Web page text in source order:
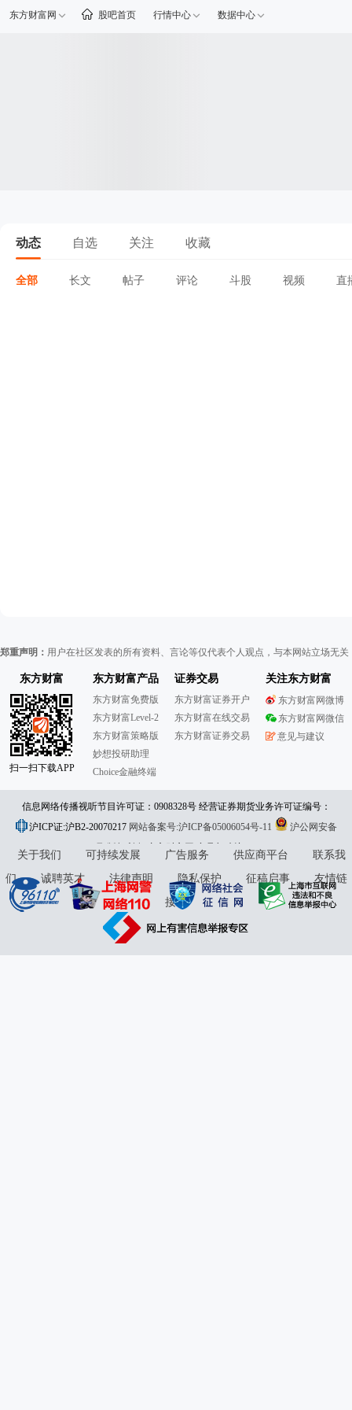
东方财富网 股吧首页 行情中心 数据中心
动态 自选 关注 收藏
全部 长文 帖子 评论 斗股 视频 直
郑重声明： 用户在社区发表的所有资料、言论等仅代表个人观点，与本网站立场无
东方财富
扫一扫下载APP
东方财富产品
东方财富免费版
东方财富Level-2
东方财富策略版
妙想投研助理
Choice金融终端
证券交易
东方财富证券开户
东方财富在线交易
东方财富证券交易
关注东方财富
东方财富网微博
东方财富网微信
意见与建议
信息网络传播视听节目许可证：0908328号 经营证券期货业务许可证编号：
913101046312860336 违法和不良信息举报:021-61278686 举报邮箱：
jubao@eastmoney.com
沪ICP证:沪B2-20070217 网站备案号:沪ICP备05006054号-11
沪公网安备
31010402000120号版权所有:东方财富网意见与建议:4000300059/952500
关于我们 可持续发展 广告服务 供应商平台
联系我
们
诚聘英才 法律声明 隐私保护 征稿启事
友情链
接